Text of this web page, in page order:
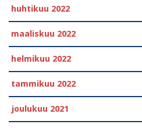
huhtikuu 2022
maaliskuu 2022
helmikuu 2022
tammikuu 2022
joulukuu 2021